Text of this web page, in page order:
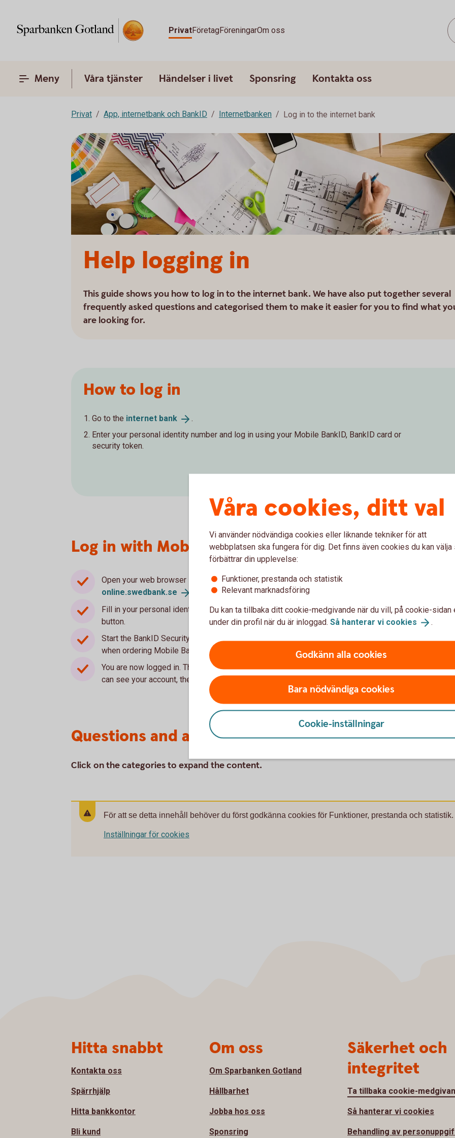
PrivatFöretagFöreningarOm oss
Meny Våra tjänster Händelser i livet Sponsring Kontakta oss
Privat App, internetbank och BankID Internetbanken Log in to the internet bank
Help logging in
This guide shows you how to log in to the internet bank. We have also put together several
frequently asked questions and categorised them to make it easier for you to find what
are looking for.
How to log in
Go to the internet bank
.
Enter your personal identity number and log in using your Mobile BankID, BankID card or
security token.
Log in with Mobile BankID
Open your web browser in your mobile phone, tablet or computer and go to
online.swedbank.se
Fill in your personal identity number and choose Mobile BankID. Next, click the Log in
button.
Start the BankID Security app in your mobile device and enter the code you selected
when ordering Mobile BankID.
You are now logged in. The Start page gives you a quick overview of your finances. You
can see your account, the latest transactions and current e-invoices.
Questions and answers
Click on the categories to expand the content.
För att se detta innehåll behöver du först godkänna cookies för Funktioner, prestanda och statistik.
Inställningar för cookies
Våra cookies, ditt val
Vi använder nödvändiga cookies eller liknande tekniker för att
webbplatsen ska fungera för dig. Det finns även cookies du kan välja
förbättrar din upplevelse:
Funktioner, prestanda och statistik
Relevant marknadsföring
Du kan ta tillbaka ditt cookie-medgivande när du vill, på cookie-sidan
under din profil när du är inloggad. Så hanterar vi cookies .
Godkänn alla cookies
Bara nödvändiga cookies
Cookie-inställningar
Hitta snabbt
Kontakta oss
Spärrhjälp
Hitta bankkontor
Bli kund
Om oss
Om Sparbanken Gotland
Hållbarhet
Jobba hos oss
Sponsring
Säkerhet och
integritet
Ta tillbaka cookie-
Så hanterar vi cookies
Behandling av